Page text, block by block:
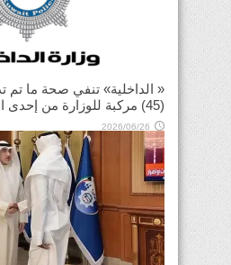
« الداخلية» تنفي صحة ما تم
(45) مركبة للوزارة من إحدى الدول
2026/06/26